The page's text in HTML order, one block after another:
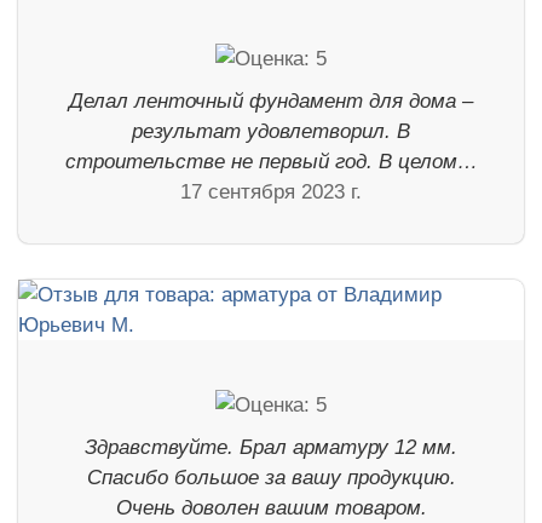
Делал ленточный фундамент для дома –
результат удовлетворил. В
строительстве не первый год. В целом…
17 сентября 2023 г.
Здравствуйте. Брал арматуру 12 мм.
Спасибо большое за вашу продукцию.
Очень доволен вашим товаром.